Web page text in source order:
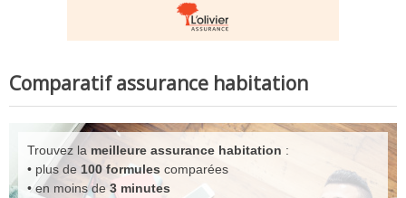
Comparatif assurance habitation
Trouvez la meilleure assurance habitation :
• plus de 100 formules comparées
• en moins de3 minutes